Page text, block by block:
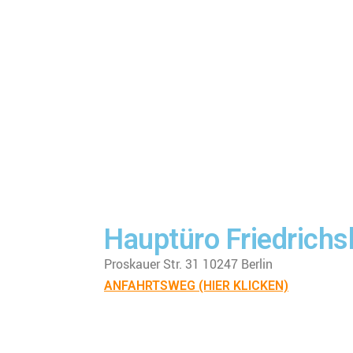
Hauptüro
Proskauer Str. 31 10247 Berlin
ANFAHRTSWEG (HIER KLICKEN)